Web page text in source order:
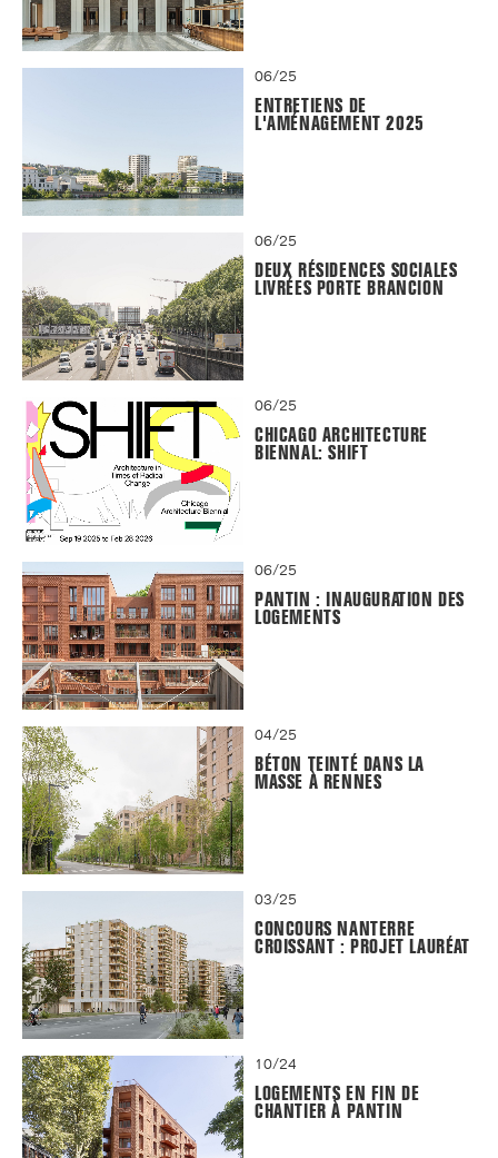
06/25
ENTRETIENS DE
L'AMÉNAGEMENT 2025
06/25
DEUX RÉSIDENCES SOCIALES
LIVRÉES PORTE BRANCION
06/25
CHICAGO ARCHITECTURE
BIENNAL: SHIFT
06/25
PANTIN : INAUGURATION DES
LOGEMENTS
04/25
BÉTON TEINTÉ DANS LA
MASSE À RENNES
03/25
CONCOURS NANTERRE
CROISSANT : PROJET LAURÉAT
10/24
LOGEMENTS EN FIN DE
CHANTIER À PANTIN